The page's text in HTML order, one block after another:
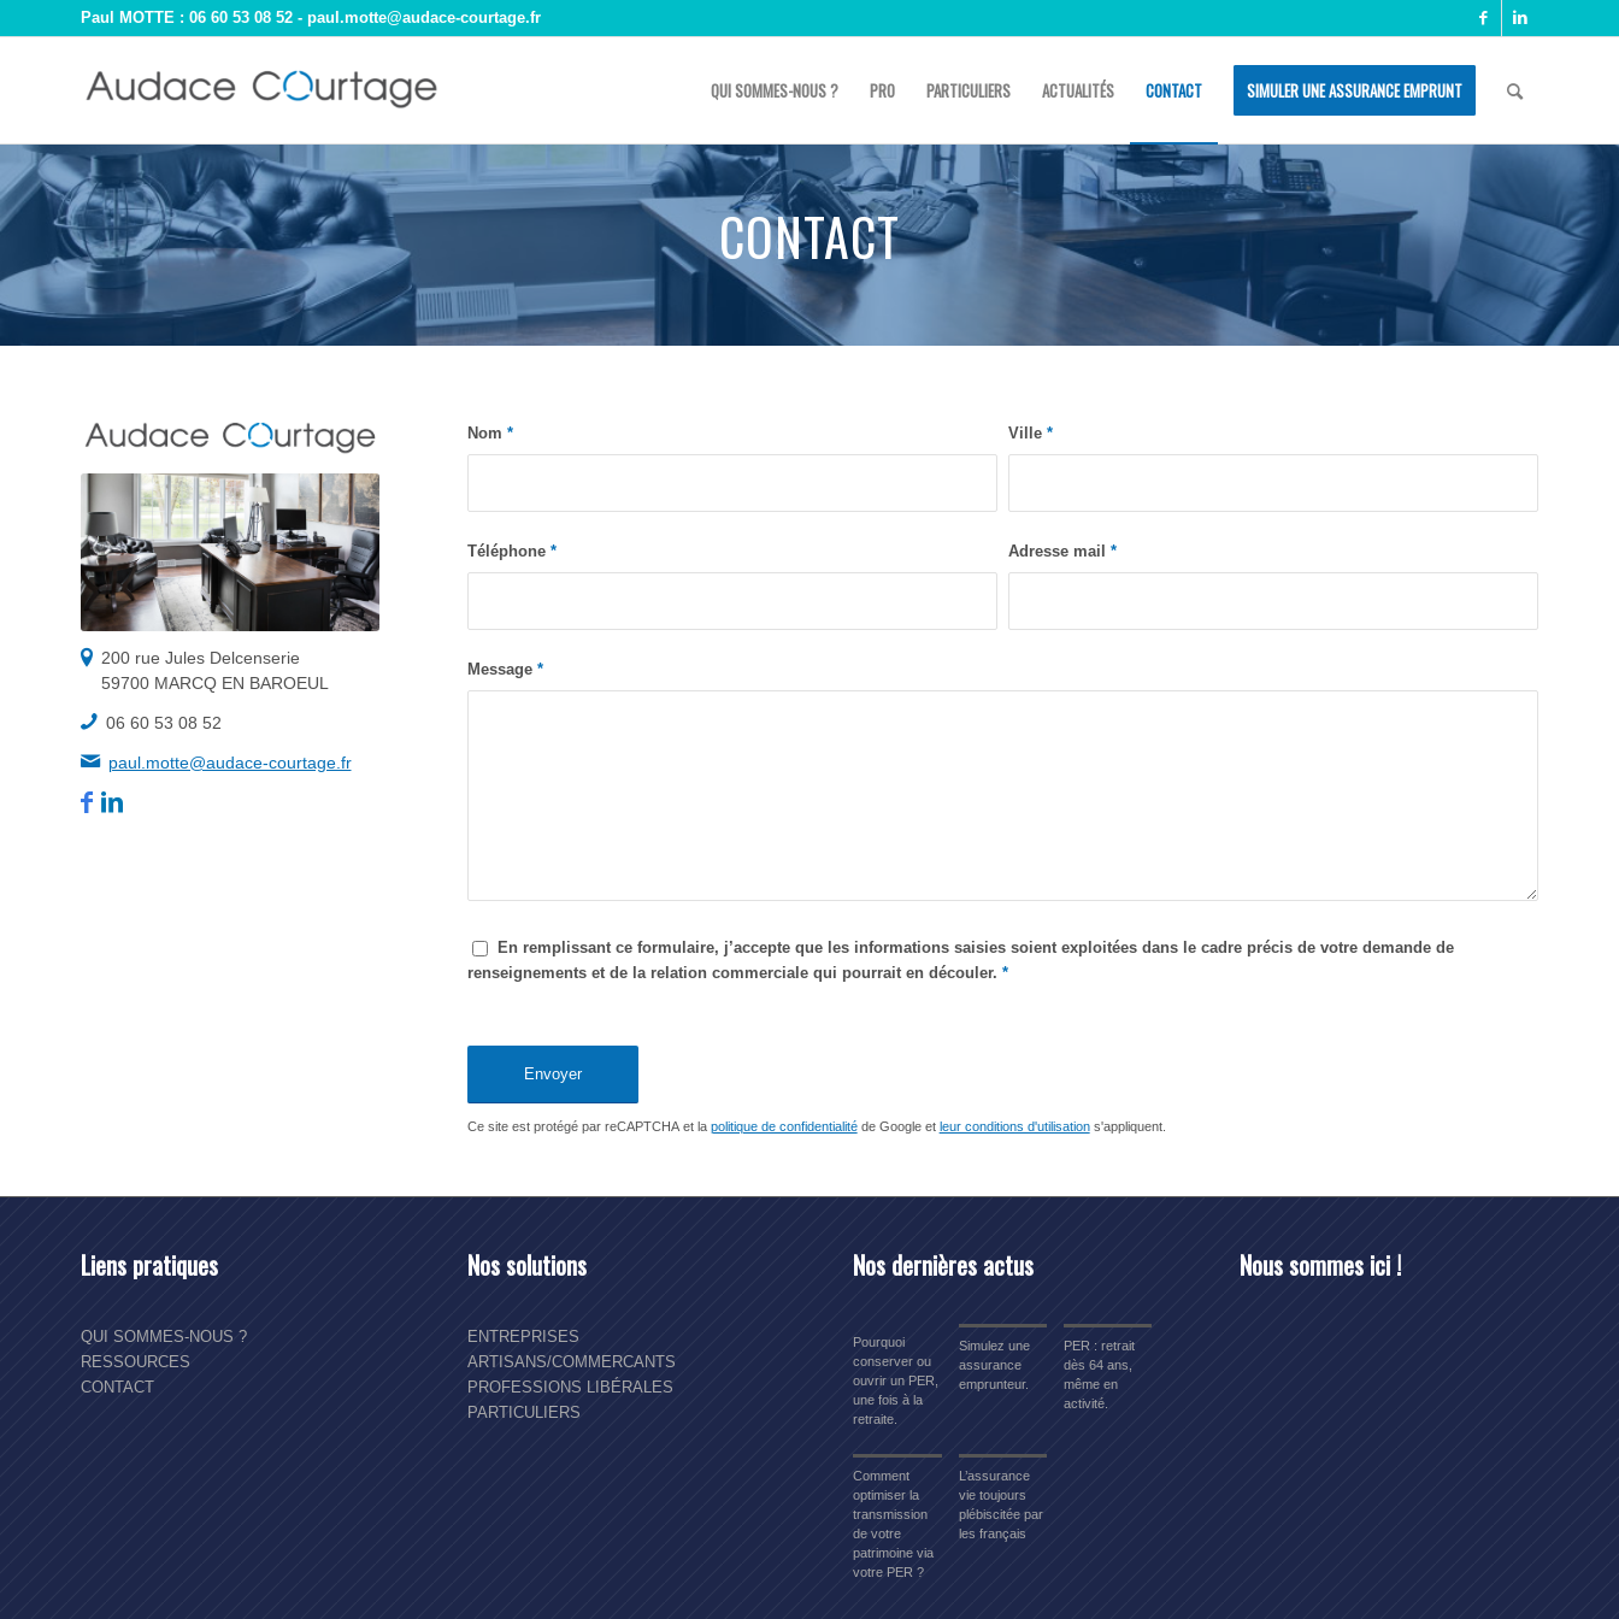
Paul MOTTE : 06 60 53 08 52 - paul.motte@audace-courtage.fr
QUI SOMMES-NOUS ? PRO PARTICULIERS ACTUALITÉS CONTACT SIMULER UNE ASSURANCE EMPRUNT
CONTACT
200 rue Jules Delcenserie
59700 MARCQ EN BAROEUL
06 60 53 08 52
paul.motte@audace-courtage.fr
Nom * Ville *
Téléphone * Adresse mail *
Message *
En remplissant ce formulaire, j’accepte que les informations saisies soient exploitées dans le cadre précis de votre demande de
renseignements et de la relation commerciale qui pourrait en découler. *
Ce site est protégé par reCAPTCHA et la politique de confidentialitéde Google et leur conditions d'utilisations'appliquent.
Liens pratiques
QUI SOMMES-NOUS ?
RESSOURCES
CONTACT
Nos solutions
ENTREPRISES
ARTISANS/COMMERCANTS
PROFESSIONS LIBÉRALES
PARTICULIERS
Nos dernières actus
Pourquoi
conserver ou
ouvrir un PER,
une fois à la
retraite.
Simulez une
assurance
emprunteur.
PER : retrait
dès 64 ans,
même en
activité.
Comment
optimiser la
transmission
de votre
patrimoine via
votre PER ?
L’assurance
vie toujours
plébiscitée par
les français
Nous sommes ici !